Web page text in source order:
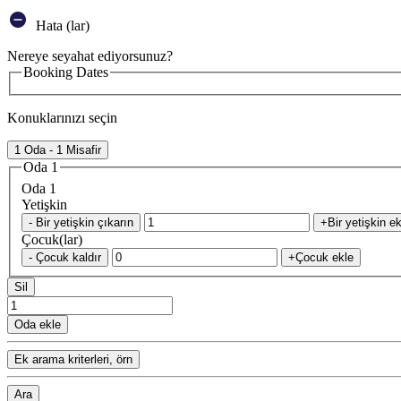
Hata (lar)
Nereye seyahat ediyorsunuz?
Booking Dates
Konuklarınızı seçin
1 Oda - 1 Misafir
Oda 1
Oda 1
Yetişkin
- Bir yetişkin çıkarın +Bir yetişkin
Çocuk(lar)
- Çocuk kaldır +Çocuk ekle
Sil
Oda ekle
Ek arama kriterleri, örn
Ara